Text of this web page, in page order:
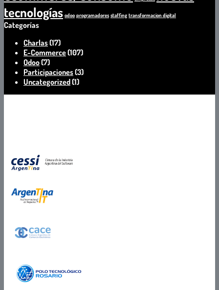
cada
modulo
tecnologías odoo programadores staffing transformacion digital
Categorías
Charlas(17)
E-Commerce(107)
Odoo(7)
Participaciones(3)
Uncategorized(1)